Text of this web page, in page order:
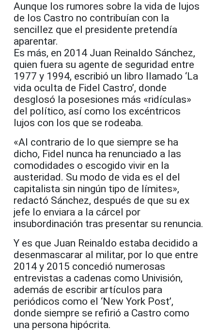
Aunque los rumores sobre la vida de lujos
de los Castro no contribuían con la
sencillez que el presidente pretendía
aparentar.
Es más, en 2014 Juan Reinaldo Sánchez,
quien fuera su agente de seguridad entre
1977 y 1994, escribió un libro llamado ‘La
vida oculta de Fidel Castro’, donde
desglosó la posesiones más «ridículas»
del político, así como los excéntricos
lujos con los que se rodeaba.
«Al contrario de lo que siempre se ha
dicho, Fidel nunca ha renunciado a las
comodidades o escogido vivir en la
austeridad. Su modo de vida es el del
capitalista sin ningún tipo de límites»,
redactó Sánchez, después de que su ex
jefe lo enviara a la cárcel por
insubordinación tras presentar su renuncia.
Y es que Juan Reinaldo estaba decidido a
desenmascarar al militar, por lo que entre
2014 y 2015 concedió numerosas
entrevistas a cadenas como Univisión,
además de escribir artículos para
periódicos como el ‘New York Post’,
donde siempre se refirió a Castro como
una persona hipócrita.